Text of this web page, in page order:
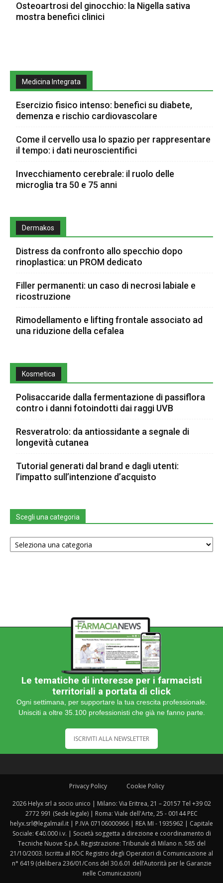
Osteoartrosi del ginocchio: la Nigella sativa
mostra benefici clinici
Medicina Integrata
Esercizio fisico intenso: benefici su diabete,
demenza e rischio cardiovascolare
Come il cervello usa lo spazio per rappresentare
il tempo: i dati neuroscientifici
Invecchiamento cerebrale: il ruolo delle
microglia tra 50 e 75 anni
Dermakos
Distress da confronto allo specchio dopo
rinoplastica: un PROM dedicato
Filler permanenti: un caso di necrosi labiale e
ricostruzione
Rimodellamento e lifting frontale associato ad
una riduzione della cefalea
Kosmetica
Polisaccaride dalla fermentazione di passiflora
contro i danni fotoindotti dai raggi UVB
Resveratrolo: da antiossidante a segnale di
longevità cutanea
Tutorial generati dal brand e dagli utenti:
l’impatto sull’intenzione d’acquisto
Scegli una categoria
Scegli
una
Le tematiche di interesse per i farmacisti
territoriali a portata di click
Ogni settimana, per supportare la tua crescita professionale.
Unisciti a oltre 35.100 professionisti che già ne fanno parte.
ISCRIVITI ALLA NEWSLETTER
Privacy Policy Cookie Policy
2026 Helyx srl a socio unico | Milano: Via Eritrea, 21 – 20157 Tel +39 02
2772 991 (Sede legale) | Roma: Viale dell'Arte, 25 - 00144 PEC
helyx.srl@legalmail.it | P.IVA 07106000966 | REA MI - 1935962 | Capitale
Sociale: €40.000 i.v. | Società soggetta a direzione e coordinamento di
Tecniche Nuove S.p.A. Registrazione: Tribunale di Milano n. 585 del
21/10/2003. Iscritta al ROC Registro degli Operatori di Comunicazione al
n° 6419 (delibera 236/01/Cons del 30.6.01 dell’Autorità per le Garanzie
nelle Comunicazioni)